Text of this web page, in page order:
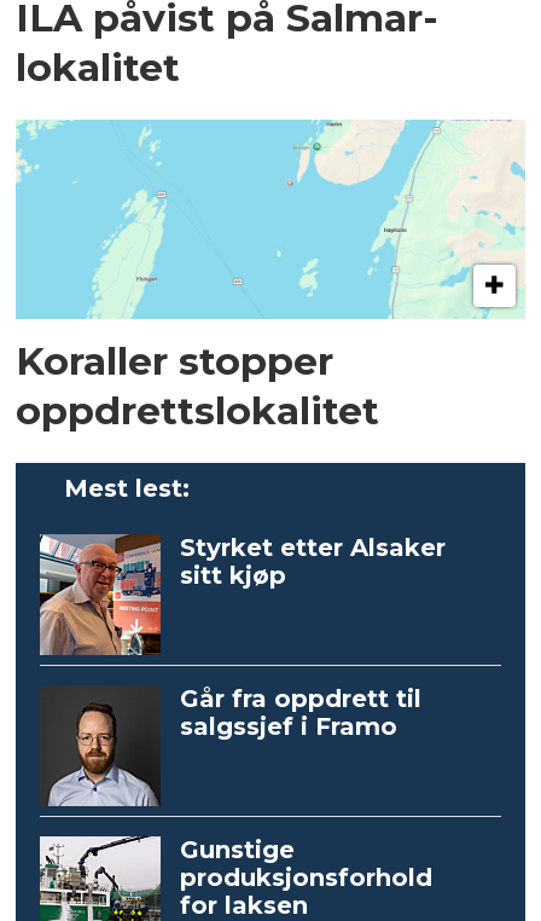
ILA påvist på Salmar-
lokalitet
Koraller stopper
oppdrettslokalitet
Mest lest:
Styrket etter Alsaker
sitt kjøp
Går fra oppdrett til
salgssjef i Framo
Gunstige
produksjonsforhold
for laksen